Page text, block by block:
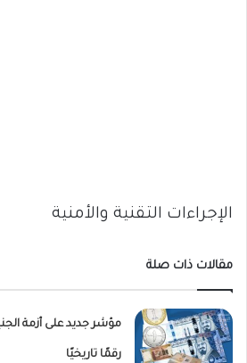
الإجراءات التقنية والأمنية
مقالات ذات صلة
مؤشر جديد على أزمة
رقمًا تاريخيًا